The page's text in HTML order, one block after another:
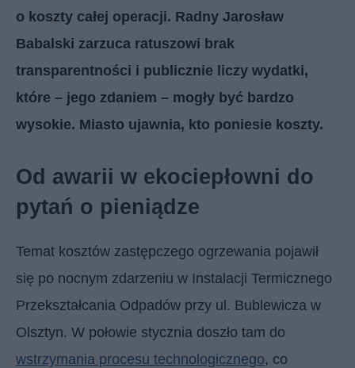
o koszty całej operacji. Radny Jarosław
Babalski zarzuca ratuszowi brak
transparentności i publicznie liczy wydatki,
które – jego zdaniem – mogły być bardzo
wysokie. Miasto ujawnia, kto poniesie koszty.
Od awarii w ekociepłowni do
pytań o pieniądze
Temat kosztów zastępczego ogrzewania pojawił
się po nocnym zdarzeniu w Instalacji Termicznego
Przekształcania Odpadów przy ul. Bublewicza w
Olsztyn. W połowie stycznia doszło tam do
wstrzymania procesu technologicznego, co